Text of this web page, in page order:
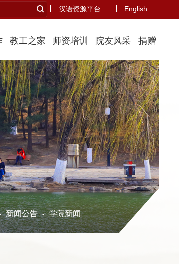
汉语资源平台 English
教工之家 师资培训 院友风采 捐赠
新闻公告 - 学院新闻